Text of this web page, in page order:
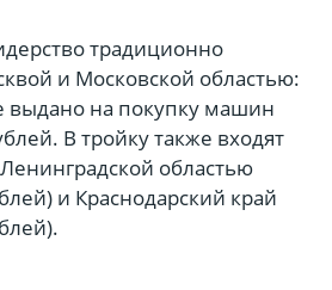
традиционно
и Московской областью:
выдано на покупку машин
В тройку также входят
областью
и Краснодарский край